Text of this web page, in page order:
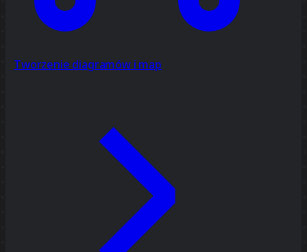
Tworzenie diagramów i map